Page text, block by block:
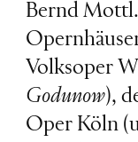
Bernd
Volksoper
Godunow),
Oper Köln